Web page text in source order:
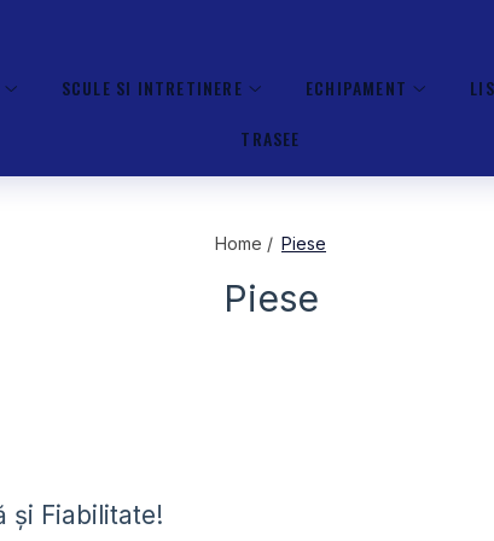
SCULE SI INTRETINERE ECHIPAMENT
TRASEE
Home / Piese
Piese
și Fiabilitate!